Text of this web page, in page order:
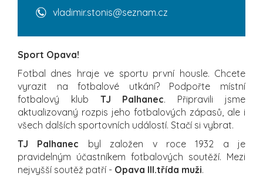
vladimir.stonis@seznam.cz
Sport Opava!
Fotbal dnes hraje ve sportu první housle. Chcete
vyrazit na fotbalové utkání? Podpořte místní
fotbalový klub TJ Palhanec. Připravili jsme
aktualizovaný rozpis jeho fotbalových zápasů, ale i
všech dalších sportovních událostí. Stačí si vybrat.
TJ Palhanec byl založen v roce 1932 a je
pravidelným účastníkem fotbalových soutěží. Mezi
nejvyšší soutěž patří - Opava III.třída muži.